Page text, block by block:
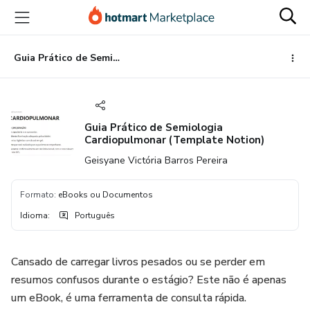
para
conteúdo
principal
para
pagamento
para
rodapé
Guia Prático de Semiologia Cardiopulmonar (Template Notion)
Guia Prático de Semiologia
Cardiopulmonar (Template Notion)
Geisyane Victória Barros Pereira
Formato: eBooks ou Documentos
Idioma: Português
Cansado de carregar livros pesados ou se perder em
resumos confusos durante o estágio? Este não é apenas
um eBook, é uma ferramenta de consulta rápida.